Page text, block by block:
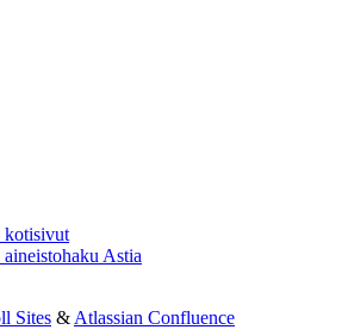
kotisivut
Astia
Sites & Atlassian Confluence